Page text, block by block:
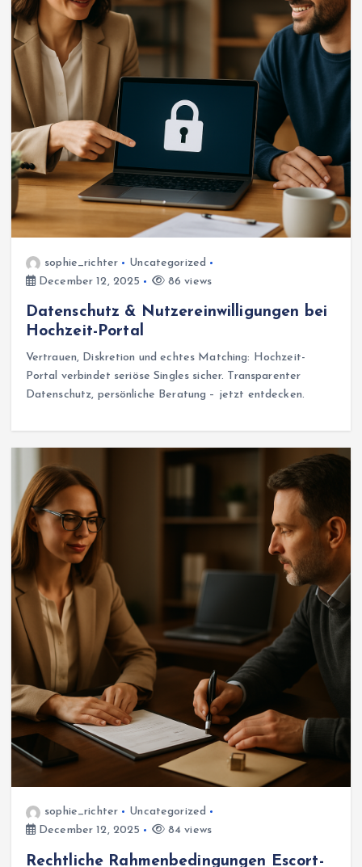
sophie_richter
Uncategorized
December 12, 2025
86 views
Datenschutz & Nutzereinwilligungen bei
Hochzeit-Portal
Vertrauen, Diskretion und echtes Matching: Hochzeit-
Portal verbindet seriöse Singles sicher. Transparenter
Datenschutz, persönliche Beratung – jetzt entdecken.
sophie_richter
Uncategorized
December 12, 2025
84 views
Rechtliche Rahmenbedingungen Escort-